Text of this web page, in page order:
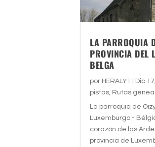
LA PARROQUIA
PROVINCIA DEL
BELGA
por HERALY1 Dic
pistas, Rutas
La parroquia de
Luxemburgo -
corazón de las
provincia de